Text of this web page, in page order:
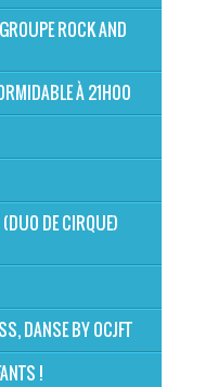
ROCK AND
À 21H00
DE CIRQUE)
DANSE BY OCJFT
!